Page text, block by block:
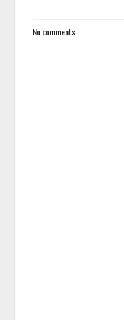
No comments